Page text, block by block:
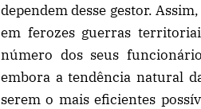
dependem desse gestor.
em ferozes guerras
número dos seus
embora a tendência natural
serem o mais eficientes